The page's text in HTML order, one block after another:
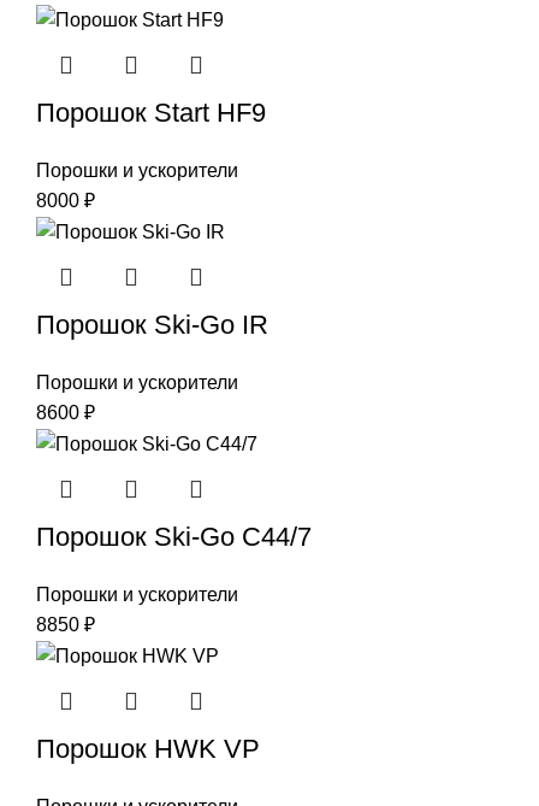
Порошок Start HF9
Порошки и ускорители
8000 ₽
Порошок Ski-Go IR
Порошки и ускорители
8600 ₽
Порошок Ski-Go С44/7
Порошки и ускорители
8850 ₽
Порошок HWK VP